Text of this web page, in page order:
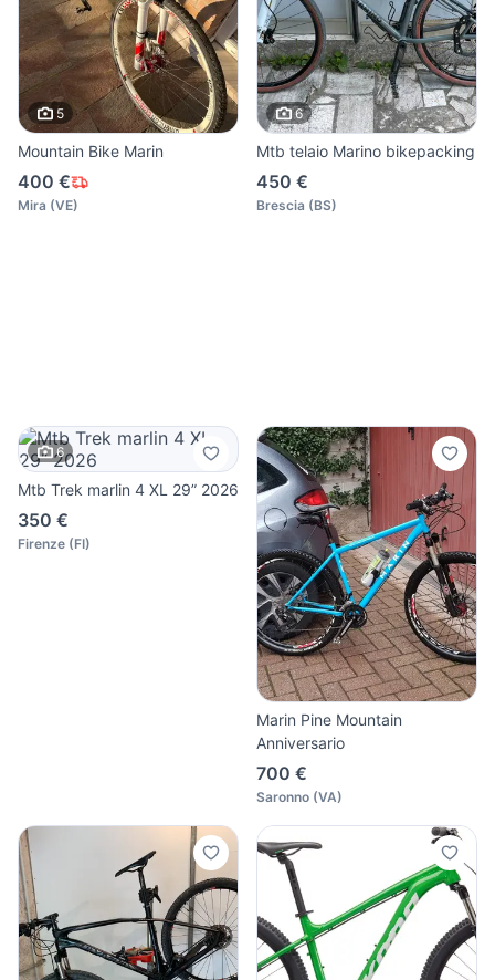
5
Mountain Bike Marin
400 €
Mira (VE)
6
Mtb telaio Marino bikepacking
450 €
Brescia (BS)
6
Mtb Trek marlin 4 XL 29” 2026
350 €
Firenze (FI)
Marin Pine Mountain
Anniversario
700 €
Saronno (VA)